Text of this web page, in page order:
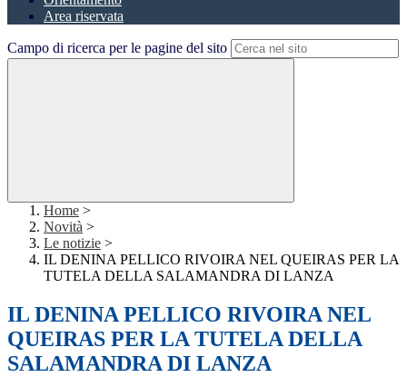
Area riservata
Campo di ricerca per le pagine del sito
Home >
Novità >
Le notizie >
IL DENINA PELLICO RIVOIRA NEL QUEIRAS PER LA
TUTELA DELLA SALAMANDRA DI LANZA
IL DENINA PELLICO RIVOIRA NEL
QUEIRAS PER LA TUTELA DELLA
SALAMANDRA DI LANZA